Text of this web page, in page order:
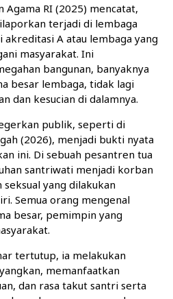
RI (2025) mencatat,
terjadi di lembaga
A atau lembaga yang
masyarakat. Ini
bangunan, banyaknya
besar lembaga, tidak lagi
dan kesucian di dalamnya.
publik, seperti di
(2026), menjadi bukti nyata
ini. Di sebuah pesantren tua
santriwati menjadi korban
yang dilakukan
Semua orang mengenal
besar, pemimpin yang
tertutup, ia melakukan
memanfaatkan
dan rasa takut santri serta